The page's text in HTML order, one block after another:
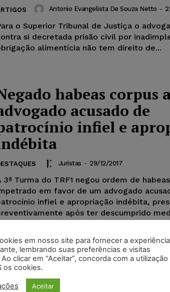
Antonio Evangelista De Souza Netto -
o Superior Tribunal de Justiça o
si decretada prisão civil por
alimentícia não tem direito de...
habeas corpus a
acusado de
infiel e
Juristas - 29/12/2017
3ª Turma do TRF1 negou ordem de
em favor de um advogado
infiel e apropriação indébita,
após ter descumprido
que o proibia de exercer a advocacia. A
foi tomada com base no entendimento da
pública...
em nosso site para fornecer a experiência
lembrando suas preferências e visitas
clicar em “Aceitar”, concorda com a utilização
os cookies.
Aceitar